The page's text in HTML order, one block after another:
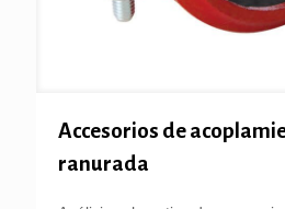
Accesorios de
ranurada